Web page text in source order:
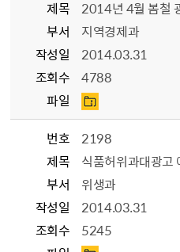
제목
2014년 4월 봄철
부서
지역경제과
작성일
2014.03.31
조회수
4788
파일
번호
2198
제목
식품허위과대광고
부서
위생과
작성일
2014.03.31
조회수
5245